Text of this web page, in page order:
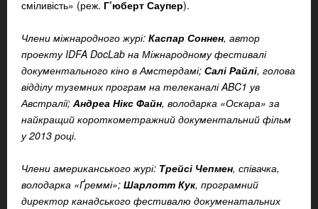
сміливість» (реж. Г’юберт Саупер).
Члени міжнародного журі: Каспар Соннен, автор
проекту IDFA DocLab на Міжнародному фестивалі
документального кіно в Амстердамі; Салі Райлі, голова
відділу туземних програм на телеканалі ABC1 ув
Австралії; Андреа Нікс Файн, володарка «Оскара» за
найкращий короткометражний документальний фільм
у 2013 році.
Члени американського журі: Трейсі Чепмен, співачка,
володарка «Ґреммі»; Шарлотт Кук, програмний
директор канадського фестивалю докуменатальних